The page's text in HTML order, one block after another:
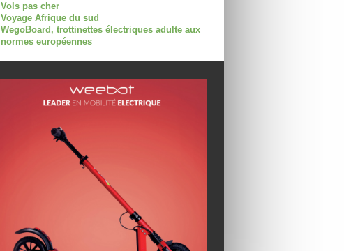
Vols pas cher
Voyage Afrique du sud
WegoBoard, trottinettes électriques adulte aux
normes européennes